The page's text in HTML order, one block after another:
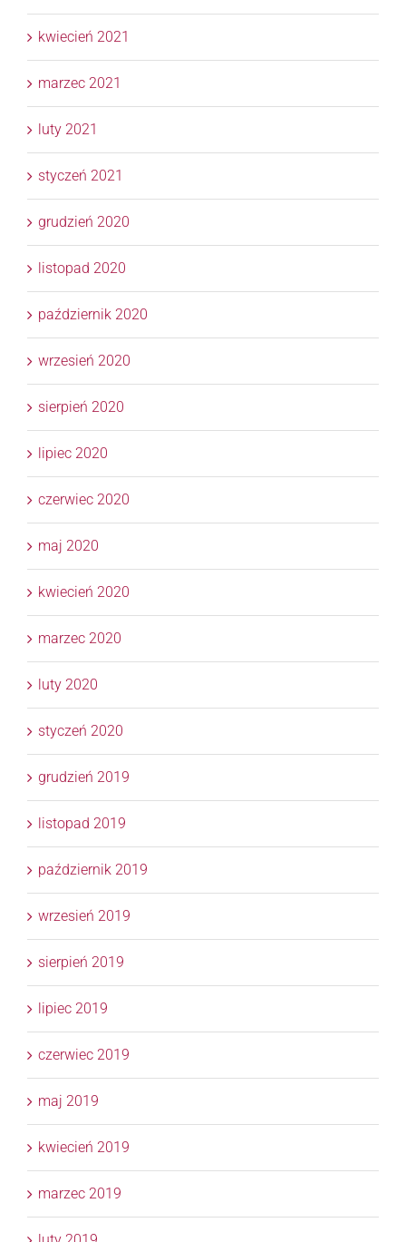
kwiecień 2021
marzec 2021
luty 2021
styczeń 2021
grudzień 2020
listopad 2020
październik 2020
wrzesień 2020
sierpień 2020
lipiec 2020
czerwiec 2020
maj 2020
kwiecień 2020
marzec 2020
luty 2020
styczeń 2020
grudzień 2019
listopad 2019
październik 2019
wrzesień 2019
sierpień 2019
lipiec 2019
czerwiec 2019
maj 2019
kwiecień 2019
marzec 2019